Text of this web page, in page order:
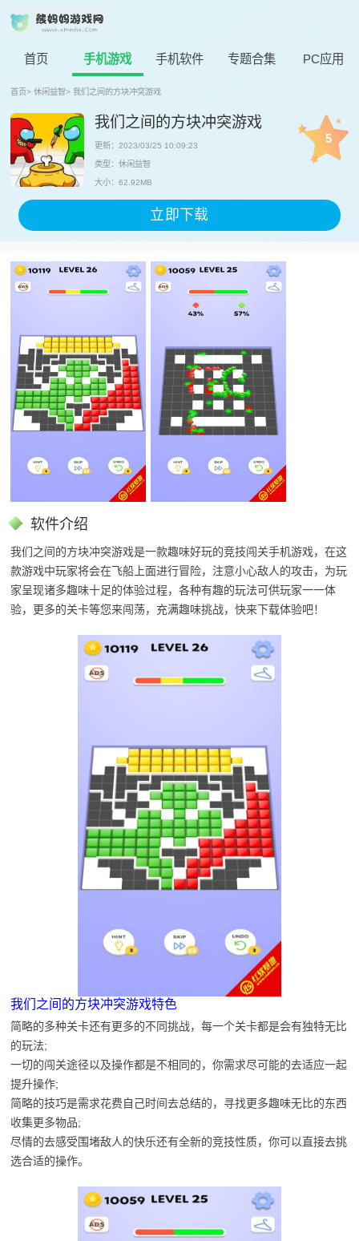
首页 手机游戏 手机软件 专题合集 PC应用
首页> 休闲益智> 我们之间的方块冲突游戏
我们之间的方块冲突游戏
更新：2023/03/25 10:09:23
类型：休闲益智
大小：62.92MB
5
立即下载
软件介绍
我们之间的方块冲突游戏是一款趣味好玩的竞技闯关手机游戏，在这
款游戏中玩家将会在飞船上面进行冒险，注意小心敌人的攻击，为玩
家呈现诸多趣味十足的体验过程，各种有趣的玩法可供玩家一一体
验，更多的关卡等您来闯荡，充满趣味挑战，快来下载体验吧！
我们之间的方块冲突游戏特色
简略的多种关卡还有更多的不同挑战，每一个关卡都是会有独特无比
的玩法;
一切的闯关途径以及操作都是不相同的，你需求尽可能的去适应一起
提升操作;
简略的技巧是需求花费自己时间去总结的，寻找更多趣味无比的东西
收集更多物品;
尽情的去感受围堵敌人的快乐还有全新的竞技性质，你可以直接去挑
选合适的操作。